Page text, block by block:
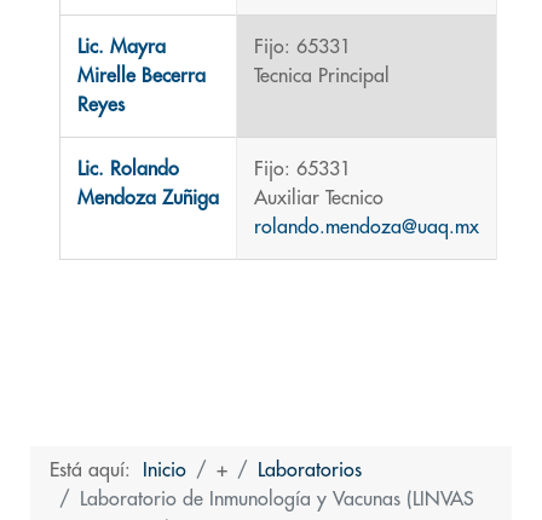
Lic. Mayra
Mirelle Becerra
Reyes
Fijo: 65331
Tecnica Principal
Lic. Rolando
Mendoza Zuñiga
Fijo: 65331
Auxiliar Tecnico
rolando.mendoza@uaq.mx
Está aquí: Inicio +
Laboratorios
Laboratorio de Inmunología y Vacunas (LINVAS